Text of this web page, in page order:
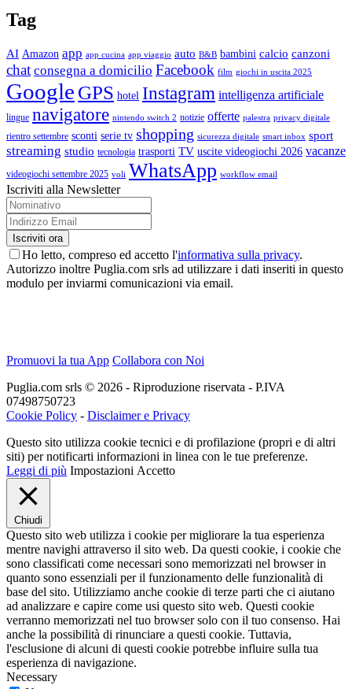
Tag
AI Amazon app app cucina app viaggio auto B&B bambini calcio canzoni
chat consegna a domicilio Facebook film giochi in uscita 2025
Google GPS hotel Instagram intelligenza artificiale
lingue navigatore nintendo switch 2 notizie offerte palestra privacy digitale
rientro settembre sconti serie tv shopping sicurezza digitale smart inbox sport
streaming studio tecnologia trasporti TV uscite videogiochi 2026 vacanze
videogiochi settembre 2025 voli WhatsApp workflow email
Iscriviti alla Newsletter
Ho letto, compreso ed accetto l'informativa sulla privacy.
Autorizzo inoltre Puglia.com srls ad utilizzare i dati inseriti in questo
modulo per inviarmi comunicazioni via email.
Promuovi la tua App Collabora con Noi
Puglia.com srls © 2026 - Riproduzione riservata - P.IVA
07498750723
Cookie Policy - Disclaimer e Privacy
Questo sito utilizza cookie tecnici e di profilazione (propri e di altri
siti) per notificarti informazioni in linea con le tue preferenze.
Leggi di più Impostazioni Accetto
Chiudi
Questo sito web utilizza i cookie per migliorare la tua esperienza
mentre navighi attraverso il sito web. Da questi cookie, i cookie che
sono classificati come necessari sono memorizzati nel browser in
quanto sono essenziali per il funzionamento delle funzionalità di
base del sito. Utilizziamo anche cookie di terze parti che ci aiutano
ad analizzare e capire come usi questo sito web. Questi cookie
verranno memorizzati nel tuo browser solo con il tuo consenso. Hai
anche la possibilità di rinunciare a questi cookie. Tuttavia,
l'esclusione di alcuni di questi cookie potrebbe influire sulla tua
esperienza di navigazione.
Necessary